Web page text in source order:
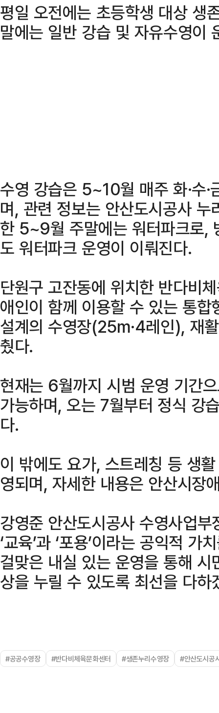
평일 오전에는 초등학생 대상 생
말에는 일반 강습 및 자유수영이
수영 강습은 5~10월 매주 화·수·
며, 관련 정보는 안산도시공사
한 5~9월 주말에는 워터파크로,
도 워터파크 운영이 이뤄진다.
단원구 고잔동에 위치한 반다비
애인이 함께 이용할 수 있는 통
설계의 수영장(25m·4레인), 재
췄다.
현재는 6월까지 시범 운영 기간
가능하며, 오는 7월부터 정식 강
다.
이 밖에도 요가, 스트레칭 등 생
영되며, 자세한 내용은 안산시장
강영준 안산도시공사 수영사업
‘교육’과 ‘포용’이라는 공익적
걸맞은 내실 있는 운영을 통해
상을 누릴 수 있도록 최선을 다하
#공공수영장 #반다비체육문화센터 #생존누리수영장 #안산도시공